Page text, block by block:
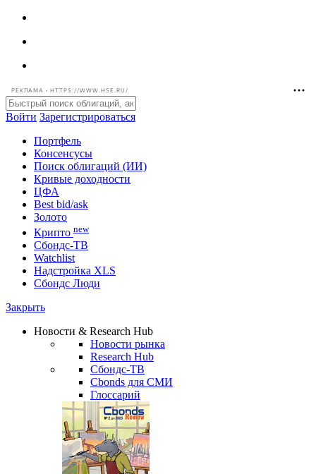
РЕКЛАМА • HTTPS://WWW.HSE.RU/
Войти Зарегистрироваться
Портфель
Консенсусы
Поиск облигаций (ИИ)
Кривые доходности
ЦФА
Best bid/ask
Золото
Крипто new
Watchlist
Сбондс Люди
Новости & Research Hub
Новости рынка
Research Hub
Сбондс-ТВ
Cbonds для СМИ
Глоссарий